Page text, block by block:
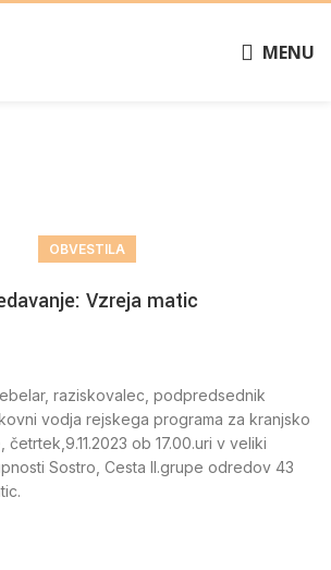
MENU
OBVESTILA
Vzreja matic
raziskovalec, podpredsednik
vodja rejskega programa za kranjsko
ob 17.00.uri v veliki
Sostro, Cesta II.grupe odredov 43